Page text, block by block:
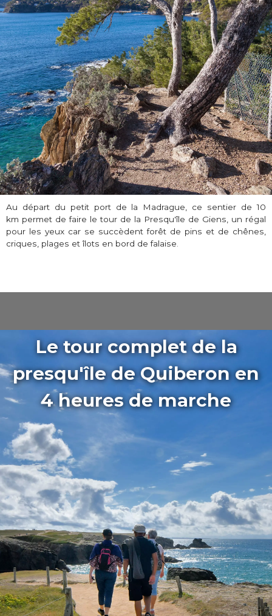
Au départ du petit port de la Madrague, ce sentier de 10
km permet de faire le tour de la Presqu'île de Giens, un régal
pour les yeux car se succèdent forêt de pins et de chênes,
criques, plages et îlots en bord de falaise.
Le tour complet de la
presqu'île de Quiberon en
4 heures de marche